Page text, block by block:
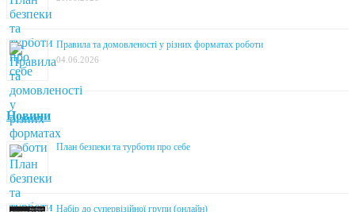
Правила та домовленості у різних форматах роботи
04.06.2026
Новини
План безпеки та турботи про себе
Набір до супервізійної групи (онлайн)